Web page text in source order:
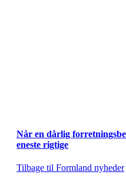
Når en dårlig
eneste rigtige
Tilbage til Formland nyheder